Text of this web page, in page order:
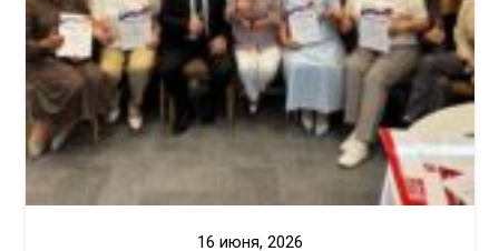
16 июня, 2026